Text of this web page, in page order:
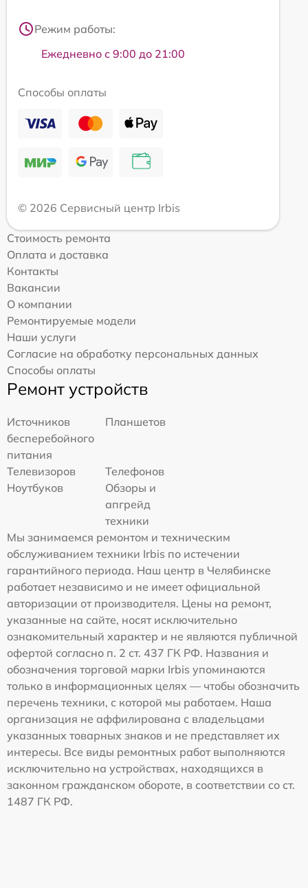
Режим работы:
Ежедневно с 9:00 до 21:00
Способы оплаты
© 2026 Сервисный центр Irbis
Стоимость ремонта
Оплата и доставка
Контакты
Вакансии
О компании
Ремонтируемые модели
Наши услуги
Согласие на обработку персональных данных
Способы оплаты
Ремонт устройств
Источников
бесперебойного
питания
Планшетов
Телевизоров
Телефонов
Ноутбуков
Обзоры и
апгрейд
техники
Мы занимаемся ремонтом и техническим
обслуживанием техники Irbis по истечении
гарантийного периода. Наш центр в Челябинске
работает независимо и не имеет официальной
авторизации от производителя. Цены на ремонт,
указанные на сайте, носят исключительно
ознакомительный характер и не являются публичной
офертой согласно п. 2 ст. 437 ГК РФ. Названия и
обозначения торговой марки Irbis упоминаются
только в информационных целях — чтобы обозначить
перечень техники, с которой мы работаем. Наша
организация не аффилирована с владельцами
указанных товарных знаков и не представляет их
интересы. Все виды ремонтных работ выполняются
исключительно на устройствах, находящихся в
законном гражданском обороте, в соответствии со ст.
1487 ГК РФ.